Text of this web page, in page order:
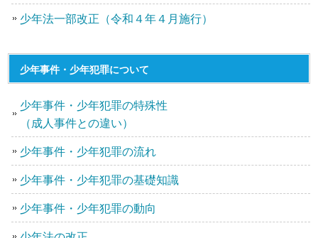
少年法一部改正（令和４年４月施行）
少年事件・少年犯罪について
少年事件・少年犯罪の特殊性
（成人事件との違い）
少年事件・少年犯罪の流れ
少年事件・少年犯罪の基礎知識
少年事件・少年犯罪の動向